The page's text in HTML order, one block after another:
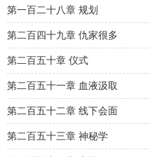
第一百二十八章 规划
第二百四十九章 仇家很多
第二百五十章 仪式
第二百五十一章 血液汲取
第二百五十二章 线下会面
第二百五十三章 神秘学